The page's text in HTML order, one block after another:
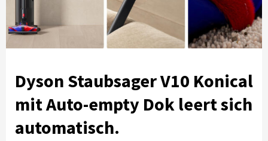
Dyson Staubsager V10 Konical
mit Auto-empty Dok leert sich
automatisch.